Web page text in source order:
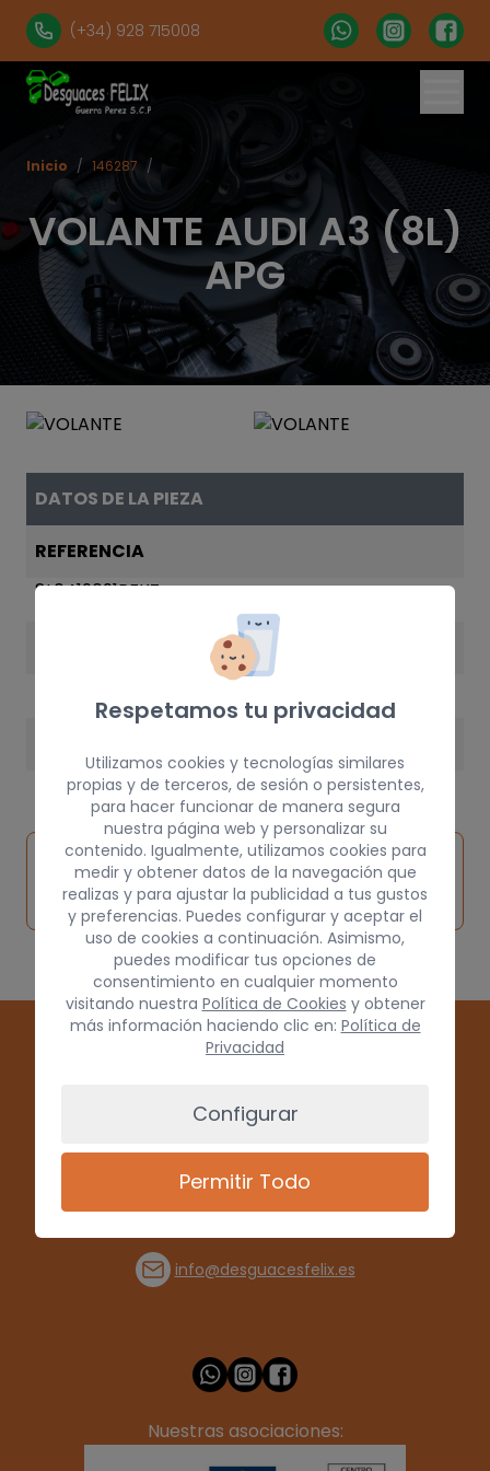
(+34) 928 715008
VOLANTE AUDI A3 (8L)
APG
Inicio / 146287 /
DATOS DE LA PIEZA
REFERENCIA
8L0419091RFKZ
15 kg
Inspeccionar
vehículo de
origen
Solicitar
pieza
Consultar
por
(+34) 928 715008
info@desguacesfelix.es
Nuestras asociaciones:
Respetamos tu privacidad
Utilizamos cookies y tecnologías similares
propias y de terceros, de sesión o persistentes,
para hacer funcionar de manera segura
nuestra página web y personalizar su
contenido. Igualmente, utilizamos cookies para
medir y obtener datos de la navegación que
realizas y para ajustar la publicidad a tus gustos
y preferencias. Puedes configurar y aceptar el
uso de cookies a continuación. Asimismo,
puedes modificar tus opciones de
consentimiento en cualquier momento
visitando nuestra Política de Cookies y obtener
más información haciendo clic en: Política de
Privacidad
Configurar
Permitir Todo